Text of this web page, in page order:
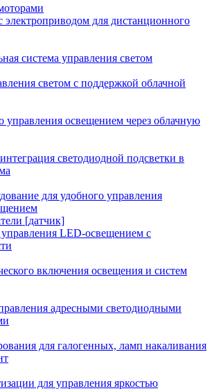
для дистанционного
система управления светом
светом с поддержкой облачной
управления освещением через облачную
светодиодной подсветки в
для удобного управления
[датчик]
LED-освещением с
включения освещения и систем
адресными светодиодными
для галогенных, ламп накаливания
для управления яркостью